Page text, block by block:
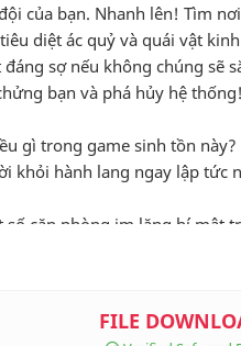
của bạn. Nhanh lên! Tìm
diệt ác quỷ và quái vật
sợ nếu không chúng sẽ
bạn và phá hủy hệ
gì trong game sinh tồn này?
khỏi hành lang ngay lập tức
số căn phòng im lặng bí mật